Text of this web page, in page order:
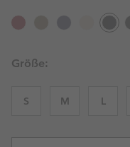
Größe:
S M L